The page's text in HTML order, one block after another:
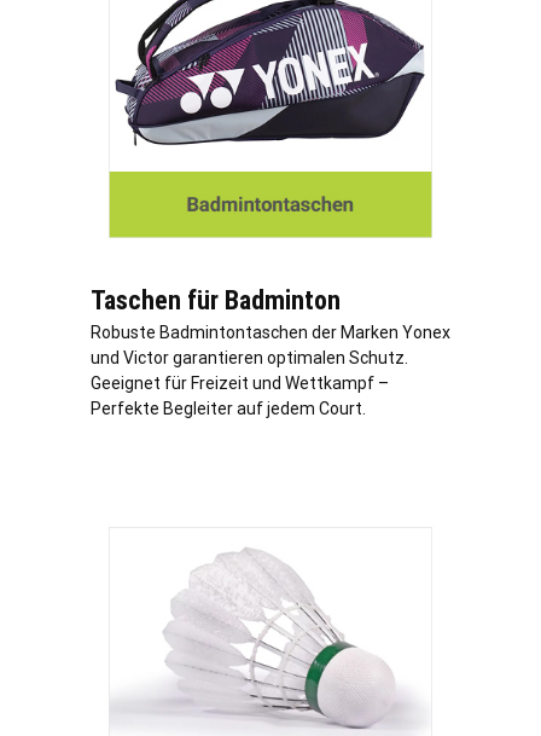
Taschen für Badminton
Robuste Badmintontaschen der Marken Yonex
und Victor garantieren optimalen Schutz.
Geeignet für Freizeit und Wettkampf –
Perfekte Begleiter auf jedem Court.